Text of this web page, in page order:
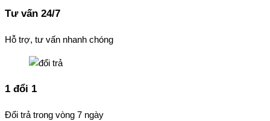
Tư vấn 24/7
Hỗ trợ, tư vấn nhanh chóng
1 đổi 1
Đổi trả trong vòng 7 ngày